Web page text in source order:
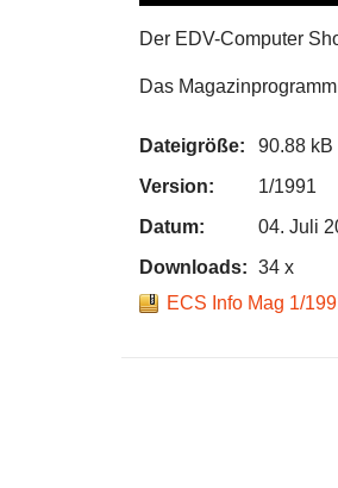
Der EDV-Computer
Das
Dateigröße:
90.88 kB
Version:
1/1991
Datum:
04. Juli
Downloads: 34 x
ECS Info Mag 1/